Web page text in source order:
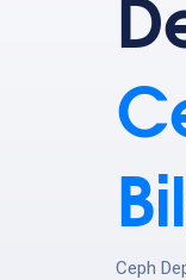
Ceph